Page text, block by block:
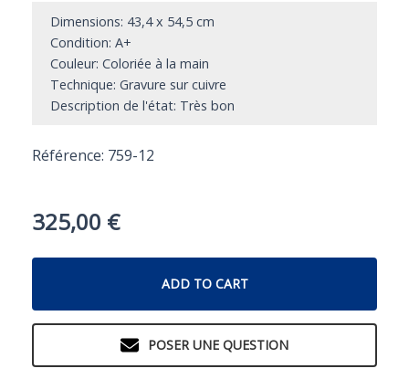
Dimensions: 43,4 x 54,5 cm
Condition: A+
Couleur: Coloriée à la main
Technique: Gravure sur cuivre
Description de l'état: Très bon
Référence: 759-12
325,00 €
ADD TO CART
POSER UNE QUESTION